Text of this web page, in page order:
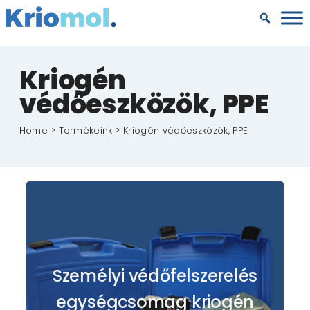
Kihagyás
Kriogén
védőeszközök, PPE
Home Termékeink Kriogén védőeszközök, PPE
Személyi védőfelszerelés
egységcsomag kriogén
Személyi védőfelszerelés
egységcsomag kriogén
folyadékokhoz
Általános, laboratóriumi, ipari, LNG, és